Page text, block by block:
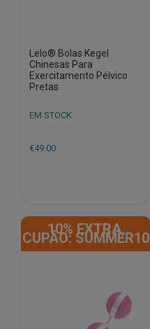
Lelo® Bolas Kegel
Chinesas Para
Exercitamento Pélvico
Pretas
EM STOCK
€49.00
10% EXTRA,
CUPÃO: SUMMER10